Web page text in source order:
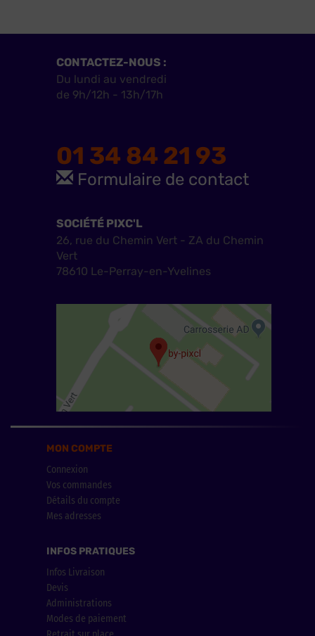
CONTACTEZ-NOUS :
Du lundi au vendredi
de 9h/12h - 13h/17h
01 34 84 21 93
Formulaire de contact
SOCIÉTÉ PIXC'L
26, rue du Chemin Vert - ZA du Chemin
Vert
78610 Le-Perray-en-Yvelines
MON COMPTE
Connexion
Vos commandes
Détails du compte
Mes adresses
INFOS PRATIQUES
Infos Livraison
Devis
Administrations
Modes de paiement